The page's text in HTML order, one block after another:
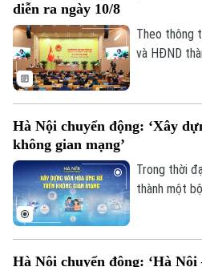
Chuyên mục
Thời sự
Hà Nội
Chính trị
Xã hội
An ninh trật tự
Hà Nội
Nhịp sống Hà Nội
Thế giới
Tin tức
diễn ra ngày 10/8
Theo thông
và HĐND
quyết định
Hà Nội chuyển động: ‘Xây
không gian mạng’
Trong thời
thành một
Hà Nội chuyển động: ‘Hà